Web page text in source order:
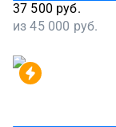
37 500 руб.
из45 000 руб.